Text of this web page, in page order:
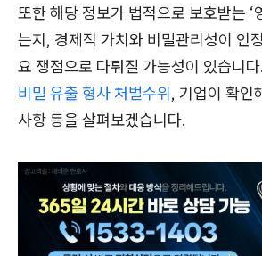
또한 해당 정보가 법적으로 보호받는 ‘
는지, 경제적 가치와 비밀관리성이 인
요 쟁점으로 다뤄질 가능성이 있습니
비밀 유출 형사 처벌수위, 기업이 확인
사항 등을 살펴보겠습니다.